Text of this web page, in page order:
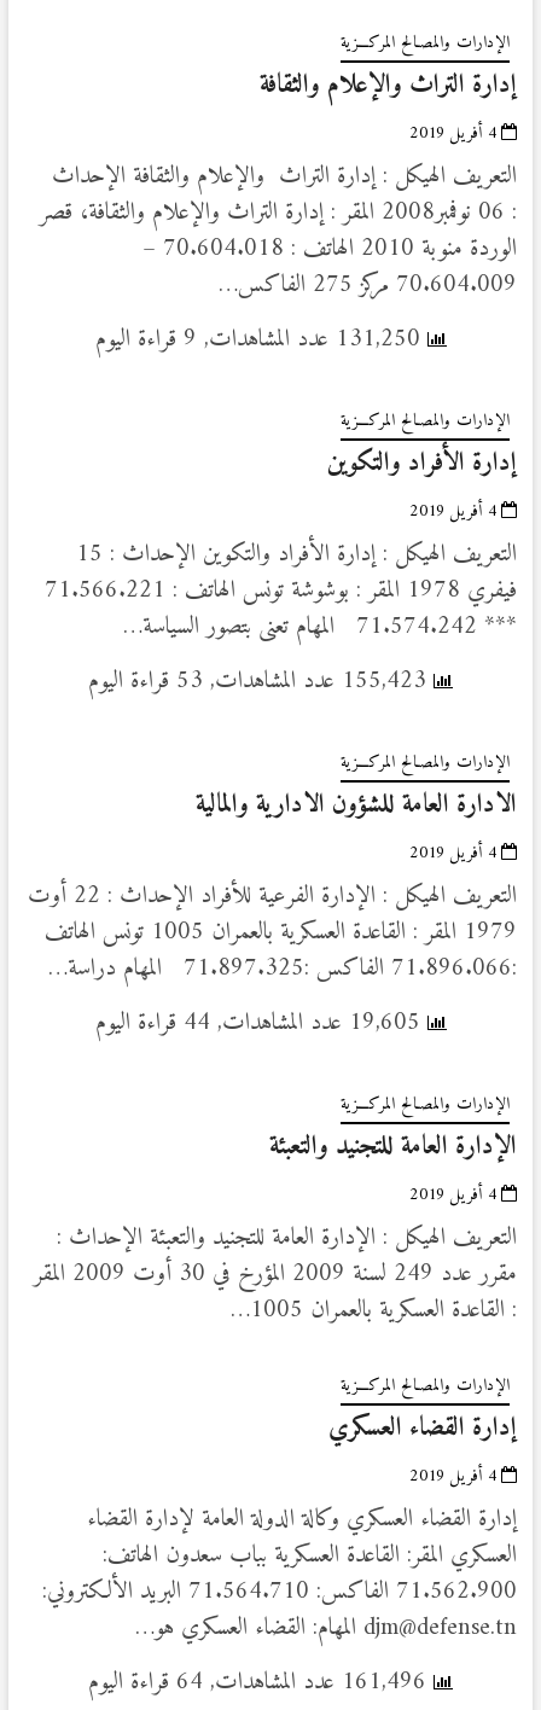
الإدارات والمصـالح المركـــزية
إدارة التراث والإعلام والثقافة
4 أفريل 2019
التعريف الهيكل : إدارة التراث والإعلام والثقافة الإحداث
: 06 نوفمبر2008 المقر : إدارة التراث والإعلام والثقافة، قصر
الوردة منوبة 2010 الهاتف : 70.604.018 –
70.604.009 مركز 275 الفاكس…
الإدارات والمصـالح المركـــزية
إدارة الأفراد والتكوين
4 أفريل 2019
التعريف الهيكل : إدارة الأفراد والتكوين الإحداث : 15
فيفري 1978 المقر : بوشوشة تونس الهاتف : 71.566.221
*** 71.574.242 المهام تعنى بتصور السياسة…
155,423 عدد المشاهدات, 53 قراءة اليوم
الإدارات والمصـالح المركـــزية
الادارة العامة للشؤون الادارية والمالية
4 أفريل 2019
التعريف الهيكل : الإدارة الفرعية للأفراد الإحداث : 22 أوت
1979 المقر : القاعدة العسكرية بالعمران 1005 تونس الهاتف
:71.896.066 الفاكس :71.897.325 المهام دراسة…
الإدارات والمصـالح المركـــزية
الإدارة العامة للتجنيد والتعبئة
4 أفريل 2019
التعريف الهيكل : الإدارة العامة للتجنيد والتعبئة الإحداث :
مقرر عدد 249 لسنة 2009 المؤرخ في 30 أوت 2009 المقر
: القاعدة العسكرية بالعمران 1005…
الإدارات والمصـالح المركـــزية
إدارة القضاء العسكري
4 أفريل 2019
إدارة القضاء العسكري وكالة الدولة العامة لإدارة القضاء
العسكري المقر: القاعدة العسكرية بباب سعدون الهاتف:
71.562.900 الفاكس: 71.564.710 البريد الألكتروني:
djm@defense.tn المهام: القضاء العسكري هو…
161,496 عدد المشاهدات, 64 قراءة اليوم